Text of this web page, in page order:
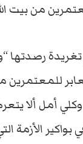
من بيت
رصدتها
للمعتمرين
أمل ألا
الأزمة